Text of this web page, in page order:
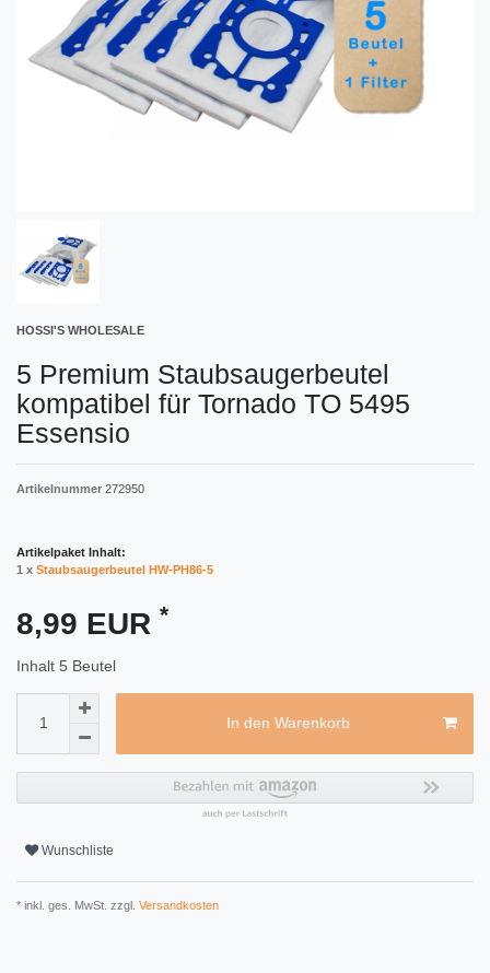
HOSSI'S WHOLESALE
5 Premium Staubsaugerbeutel
kompatibel für Tornado TO 5495
Essensio
Artikelnummer 272950
Artikelpaket Inhalt:
1 x Staubsaugerbeutel HW-PH86-5
8,99 EUR *
Inhalt 5 Beutel
In den Warenkorb
Wunschliste
* inkl. ges. MwSt. zzgl. Versandkosten